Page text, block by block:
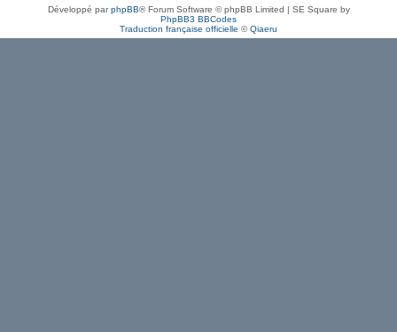
Développé parphpBB® Forum Software © phpBB Limited | SE Square by
PhpBB3 BBCodes
Traduction française officielle ©Qiaeru